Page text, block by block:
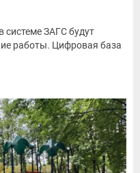
системе ЗАГС будут
работы. Цифровая база